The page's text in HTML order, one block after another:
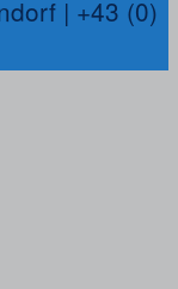
| +43 (0)